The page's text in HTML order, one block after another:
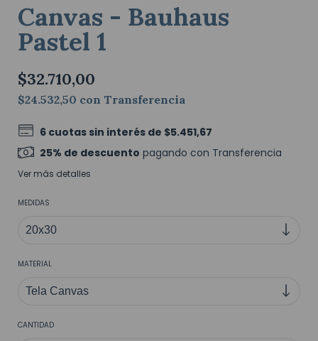
Canvas - Bauhaus
Pastel 1
$32.710,00
$24.532,50 con Transferencia
6 cuotas sin interés de $5.451,67
25% de descuento pagando con Transferencia
Ver más detalles
MEDIDAS
MATERIAL
CANTIDAD